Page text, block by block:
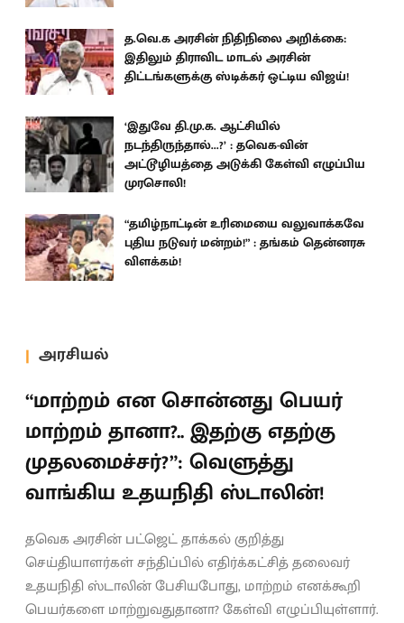
த.வெ.க அரசின் நிதிநிலை அறிக்கை:
இதிலும் திராவிட மாடல் அரசின்
திட்டங்களுக்கு ஸ்டிக்கர் ஒட்டிய விஜய்!
‘இதுவே தி.மு.க. ஆட்சியில்
நடந்திருந்தால்...?’ : தவெக-வின்
அட்டூழியத்தை அடுக்கி கேள்வி எழுப்பிய
முரசொலி!
“தமிழ்நாட்டின் உரிமையை வலுவாக்கவே
புதிய நடுவர் மன்றம்!” : தங்கம் தென்னரசு
விளக்கம்!
அரசியல்
“மாற்றம் என சொன்னது பெயர்
மாற்றம் தானா?.. இதற்கு எதற்கு
முதலமைச்சர்?”: வெளுத்து
வாங்கிய உதயநிதி ஸ்டாலின்!
தவெக அரசின் பட்ஜெட் தாக்கல் குறித்து
செய்தியாளர்கள் சந்திப்பில் எதிர்க்கட்சித் தலைவர்
உதயநிதி ஸ்டாலின் பேசியபோது, மாற்றம் எனக்கூறி
பெயர்களை மாற்றுவதுதானா? கேள்வி எழுப்பியுள்ளார்.